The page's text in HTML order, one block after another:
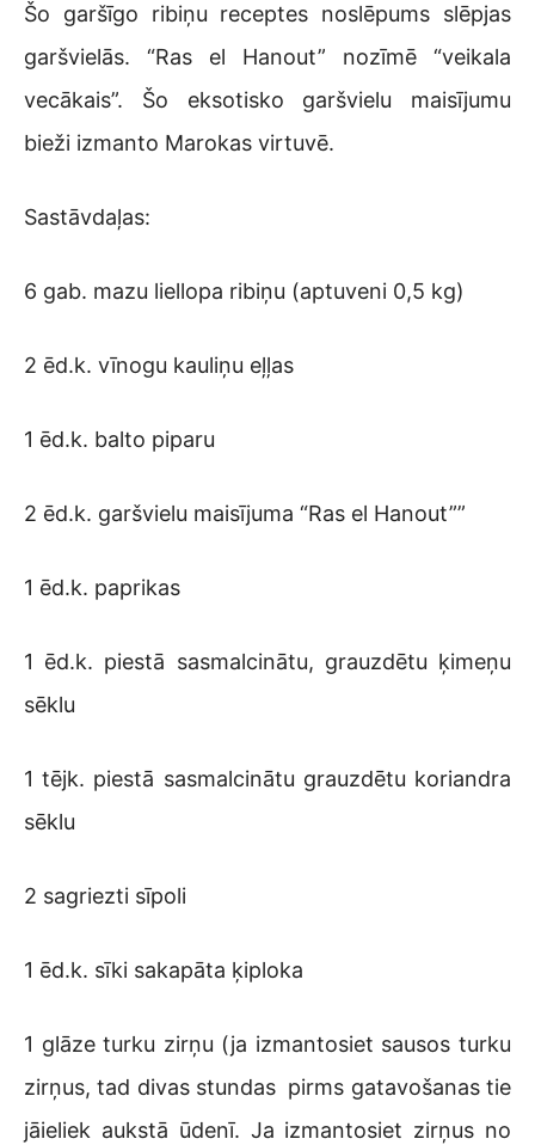
Šo garšīgo ribiņu receptes noslēpums slēpjas
garšvielās. “Ras el Hanout” nozīmē “veikala
vecākais”. Šo eksotisko garšvielu maisījumu
bieži izmanto Marokas virtuvē.
Sastāvdaļas:
6 gab. mazu liellopa ribiņu (aptuveni 0,5 kg)
2 ēd.k. vīnogu kauliņu eļļas
1 ēd.k. balto piparu
2 ēd.k. garšvielu maisījuma “Ras el Hanout””
1 ēd.k. paprikas
1 ēd.k. piestā sasmalcinātu, grauzdētu ķimeņu
sēklu
1 tējk. piestā sasmalcinātu grauzdētu koriandra
sēklu
2 sagriezti sīpoli
1 ēd.k. sīki sakapāta ķiploka
1 glāze turku zirņu (ja izmantosiet sausos turku
zirņus, tad divas stundas pirms gatavošanas tie
jāieliek aukstā ūdenī. Ja izmantosiet zirņus no